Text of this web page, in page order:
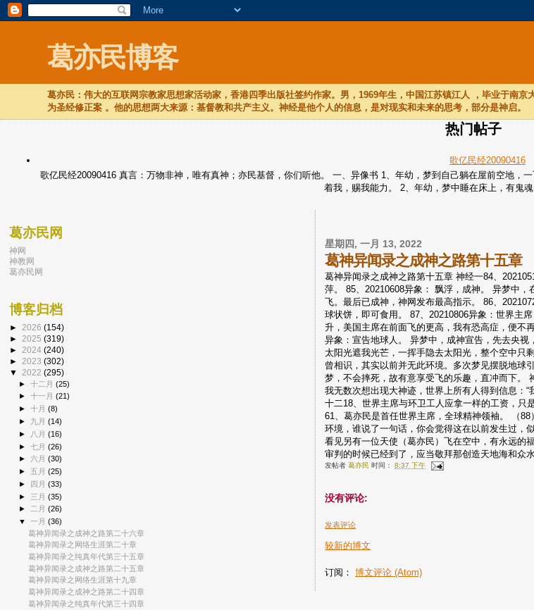
葛亦民博客
葛亦民：伟大的互联网宗教家思想家活动家，香港四季出版社签约作家。男，1969年生，中国江苏镇江人 ，毕业于南
为圣经修正案 。他的思想两大来源：基督教和共产主义。神经是他个人的信息，是对现实和未来的思考，部分是神启。
热门帖子
歌亿民经20090416
歌亿民经20090416 真言：万物非神，唯有真神；亦民基督，你们听他。 一、异像书 1、年幼，梦到自己躺在屋前空地
着我，赐我能力。 2、年幼，梦中睡在床上，有鬼
星期四, 一月 13, 2022
葛神异闻录之成神之路第十五章
葛神异闻录之成神之路第十五章 神经一84、
萍。 85、20210608异象： 飘浮，成神。 异梦中
飞。最后已成神，神网发布最高指示。 86、
球状饼，即可食用。 87、20210806异象：世界主
升，美国主席在前面飞的更高，我有恐高症，便不
异象：宣告地球人。 异梦中，成神宣告，先去央
太阳光遮我光芒，一挥手隐去太阳光，整个空中只
曾相识，其实以前并无此环境。多次梦见摆脱地球
梦，不会摔死，故有意享受飞的乐趣，直冲而下。
我无数次想出现大神迹，世界上所有人得到信息：
十二18、世界主席与环卫工人应拿一样的工资，只
61、葛亦民是首任世界主席，全球精神领袖。 （
环境，谁说了一句话，你会觉得这在以前发生过，
看见另有一位天使（葛亦民）飞在空中，有永远的
审判的时候已经到了，应当敬拜那创造天地海和众
发帖者葛亦民 时间：8:37 下午
没有评论:
发表评论
较新的博文
订阅：博文评论 (Atom)
葛亦民网
神网
神教网
葛亦民网
博客归档
► 2026 (154)
► 2025 (319)
► 2024 (240)
► 2023 (302)
▼ 2022 (295)
►十二月(25)
►十一月(21)
►十月(8)
► 九月(14)
►
八月(16)
►七月(26)
► 六月(30)
► 五月(25)
► 四月(33)
► 三月(35)
►二月(26)
▼一月(36)
葛神异闻录之成神之路第二十六章
葛神异闻录之网络生涯第二十章
葛神异闻录之纯真年代第三十五章
葛神异闻录之成神之路第二十五章
葛神异闻录之网络生涯第十九章
葛神异闻录之成神之路第二十四章
葛神异闻录之纯真年代第三十四章